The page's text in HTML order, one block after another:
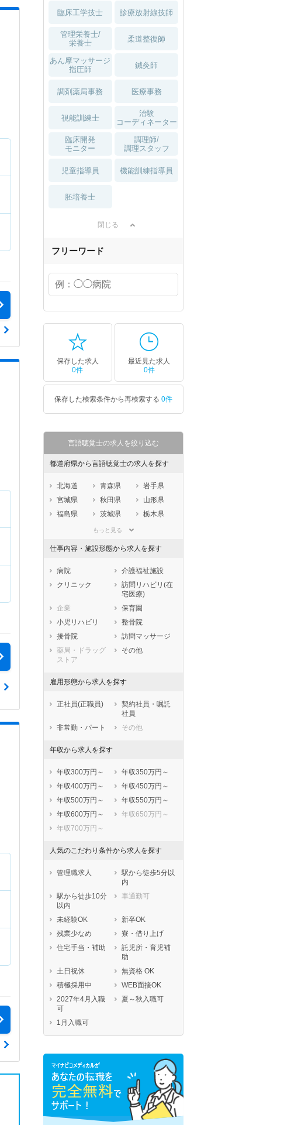
臨床工学技士 診療放射線技師
管理栄養士/
栄養士
柔道整復師
あん摩マッサージ
指圧師
鍼灸師
調剤薬局事務 医療事務
視能訓練士
治験
コーディネーター
臨床開発
モニター
調理師/
調理スタッフ
児童指導員 機能訓練指導員
胚培養士
閉じる
フリーワード
保存した求人
0件
最近見た求人
0件
保存した検索条件から再検索する 0件
言語聴覚士の求人を絞り込む
都道府県から言語聴覚士の求人を探す
北海道 青森県
岩手県
宮城県
秋田県
山形県
福島県
茨城県
栃木県
埼玉県
石川県
福井県
岐阜県
静岡県
愛知県
三重県
大阪府
兵庫県
奈良県
鳥取県
島根県
広島県
山口県
徳島県
香川県
愛媛県
熊本県
大分県
もっと見る
仕事内容・施設形態から求人を探す
病院
介護福祉施設
クリニック
訪問リハビリ(在
宅医療)
企業
保育園
小児リハビリ
整骨院
接骨院
訪問マッサージ
薬局・ドラッグ
ストア
その他
雇用形態から求人を探す
正社員(正職員)
契約社員・嘱託
社員
非常勤・パート
その他
年収から求人を探す
年収300万円～
年収350万円～
年収400万円～
年収450万円～
年収500万円～
年収550万円～
年収600万円～
年収650万円～
年収700万円～
人気のこだわり条件から求人を探す
管理職求人
駅から徒歩5分以
内
駅から徒歩10分
以内
車通勤可
未経験OK
新卒OK
残業少なめ
寮・借り上げ
住宅手当・補助
託児所・育児補
助
土日祝休
無資格 OK
積極採用中
WEB面接OK
2027年4月入職
可
夏～秋入職可
1月入職可